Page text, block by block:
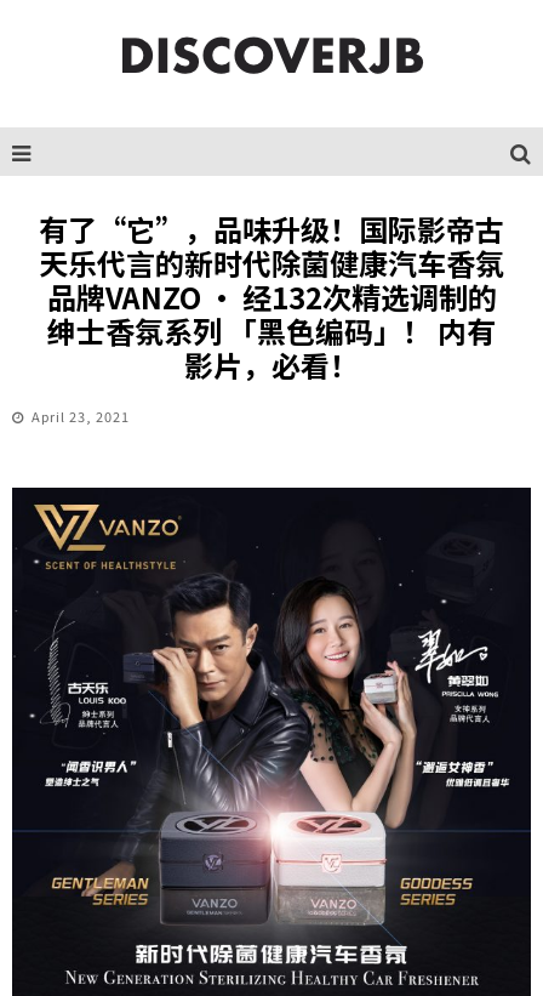
有了“它”，品味升级！国际影帝古
天乐代言的新时代除菌健康汽车香氛
品牌VANZO · 经132次精选调制的
绅士香氛系列 「黑色编码」！ 内有
影片，必看！
April 23, 2021